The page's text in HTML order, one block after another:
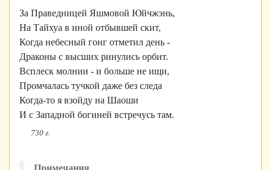
За Праведницей Яшмовой Юйчжэнь,
На Тайхуа в иной отбывшей скит,
Когда небесный гонг отметил день -
Драконы с высших ринулись орбит.
Всплеск молнии - и больше не ищи,
Промчалась тучкой даже без следа
Когда-то я взойду на Шаоши
И с Западной богиней встречусь там.
730 г.
Примечания